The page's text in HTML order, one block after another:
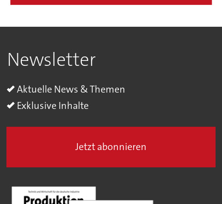
Newsletter
Aktuelle News & Themen
Exklusive Inhalte
Jetzt abonnieren